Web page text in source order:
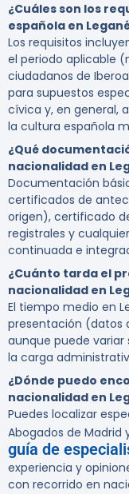
¿Cuáles son los
española en
Los requisitos
el periodo aplicable
ciudadanos de
para supuestos
cívica y, en general,
la cultura española
¿Qué
nacionalidad en
Documentación
certificados de
origen), certificado
registrales y
continuada e
¿Cuánto tarda el
nacionalidad en
El tiempo medio en
presentación (datos
aunque puede
la carga
¿Dónde puedo
nacionalidad en
Puedes localizar
Abogados de Madrid
guía de
experiencia y
con recorrido en